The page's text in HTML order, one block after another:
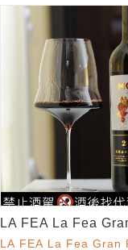
LA FEA La Fea
LA FEA La Fea Gran